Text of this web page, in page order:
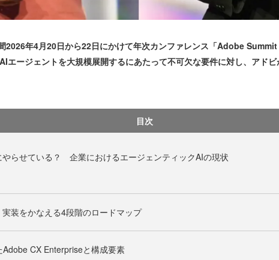
年4月20日から22日にかけて年次カンファレンス「Adobe
ージェントを大規模展開するにあたって不可欠な要件に対し、アド
目次
やらせている？ 企業におけるエージェンティックAIの現状
実装をかなえる4段階のロードマップ
Adobe CX Enterpriseと構成要素